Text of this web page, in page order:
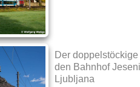
Der
den Bahnhof
Ljubljana